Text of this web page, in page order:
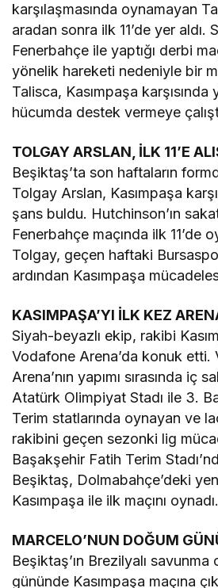
karşılaşmasında oynamayan
aradan sonra ilk 11’de yer aldı.
Fenerbahçe ile yaptığı derbi
yönelik hareketi nedeniyle bir
Talisca, Kasımpaşa karşısında
hücumda destek vermeye
TOLGAY ARSLAN, İLK 11’E
Beşiktaş’ta son haftaların
Tolgay Arslan, Kasımpaşa
şans buldu. Hutchinson’ın
Fenerbahçe maçında ilk 11’de
Tolgay, geçen haftaki
ardından Kasımpaşa
KASIMPAŞA’YI İLK KEZ
Siyah-beyazlı ekip, rakibi
Vodafone Arena’da konuk etti.
Arena’nın yapımı sırasında iç
Atatürk Olimpiyat Stadı ile 3.
Terim statlarında oynayan ve
rakibini geçen sezonki lig
Başakşehir Fatih Terim
Beşiktaş, Dolmabahçe’deki
Kasımpaşa ile ilk maçını oynadı.
MARCELO’NUN DOĞUM
Beşiktaş’ın Brezilyalı
gününde Kasımpaşa maçına